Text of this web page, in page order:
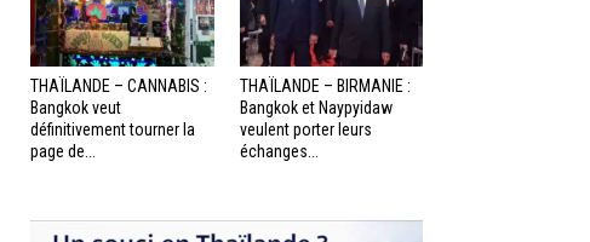
THAÏLANDE – CANNABIS :
Bangkok veut
définitivement tourner la
page de...
THAÏLANDE – BIRMANIE :
Bangkok et Naypyidaw
veulent porter leurs
échanges...